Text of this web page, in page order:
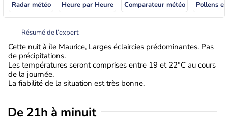
Radar météo Heure par Heure Comparateur météo Pollens
Résumé de l’expert
Cette nuit à île Maurice, Larges éclaircies prédominantes. Pas
de précipitations.
Les températures seront comprises entre 19 et 22°C au cours
de la journée.
La fiabilité de la situation est très bonne.
De 21h à minuit